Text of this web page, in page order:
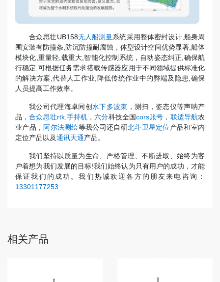
合众思壮UB158无人船测量系统采用整体密封设计,船身周
围安装有防撞条,防沉防撞耐腐蚀，体型设计空间优势显著,船体
模块化,重量轻,载重大,智能化控制系统，自动姿态纠正,确保航
行稳定;可根据任务需求搭载传感器应用于不同领域提供标准化
的解决方案,代替人工作业,降低传统作业中的弊端及隐患,确保
人员提高工作效率。
我公司代理海卓同创水下多波束 ，测扫，姿态仪等声呐产
品，合众思壮rtk. 手持机 ，六分科技全国cors账号 ， 联适导航农
业产品， 阿尔法测绘等我公司还自研北斗卫星定位产品和室内
定位产品以及通讯天通产品。
我们坚持以质量为生命、严格管理、不断进取、始终为客
户着想为我们发展的目标!我们始终认为只有用户的成功，才能
保证我们的成功。我们热诚欢迎各方的朋友来电咨询：
13301177253
相关产品